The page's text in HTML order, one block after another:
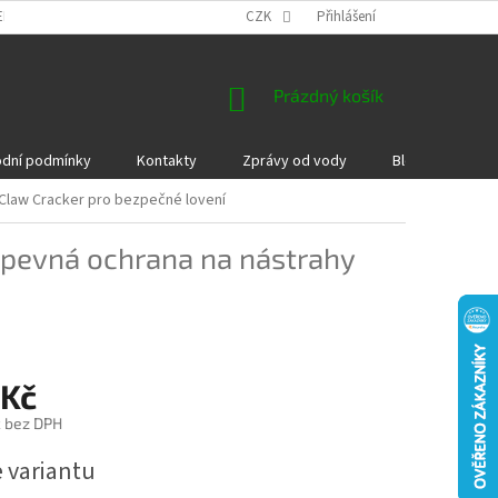
A VRÁCENÍ ZBOŽÍ DÁRKOVÉ POUKAZY
CZK Přihlášení
NÁKUPNÍ
Prázdný košík
podmínky Kontakty Zprávy od vody Blog
Cracker pro bezpečné lovení
pevná ochrana na nástrahy
bez DPH
variantu